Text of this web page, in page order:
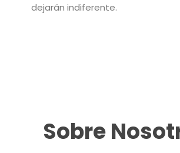
dejarán indiferente.
Sobre